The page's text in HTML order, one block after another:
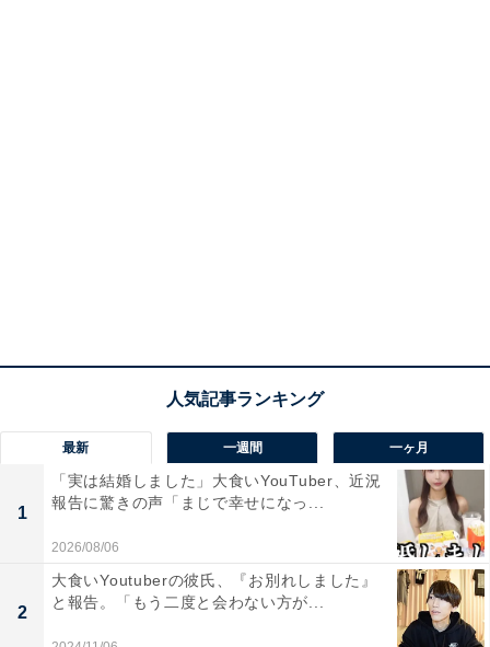
最新 一週間 一ヶ月
1
「実は結婚しました」大食いYouTuber、近況
報告に驚きの声「まじで幸せになっ...
2026/08/06
2
大食いYoutuberの彼氏、『お別れしました』
と報告。「もう二度と会わない方が...